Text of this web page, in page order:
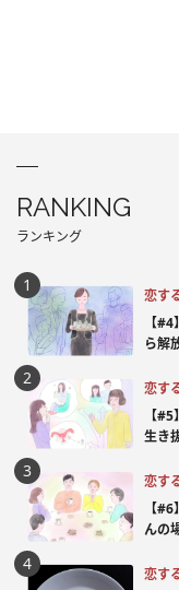
RANKING
ランキング
恋す
【
ら解
恋す
【
生き
恋す
【
んの
恋す